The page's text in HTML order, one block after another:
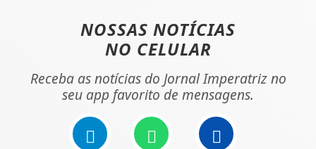
NOSSAS NOTÍCIAS
NO CELULAR
Receba as notícias do Jornal Imperatriz no
seu app favorito de mensagens.